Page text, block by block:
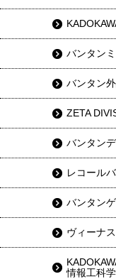
バンタン
バンタン
ZETA
バンタン
レコール
バンタン
ヴィーナ
情報工科